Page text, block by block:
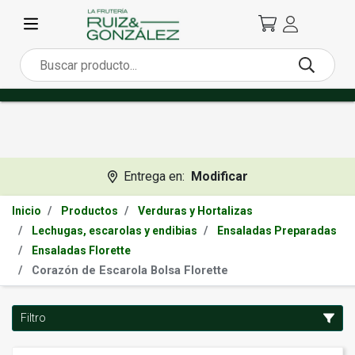
Entrega en: Modificar
Inicio Productos
Verduras y Hortalizas
Lechugas, escarolas y endibias
Ensaladas Preparadas
Ensaladas Florette
Corazón de Escarola Bolsa Florette
Filtro